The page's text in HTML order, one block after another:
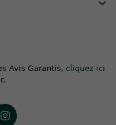
Avis Garantis, cliquez ici
.